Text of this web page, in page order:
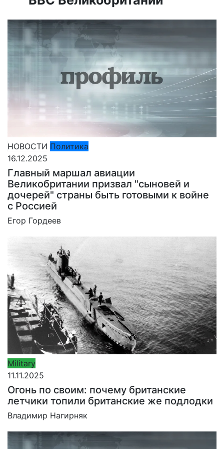
НОВОСТИ Политика
16.12.2025
Главный маршал авиации
Великобритании призвал "сыновей и
дочерей" страны быть готовыми к войне
с Россией
Егор Гордеев
Military
11.11.2025
Огонь по своим: почему британские
летчики топили британские же подлодки
Владимир Нагирняк